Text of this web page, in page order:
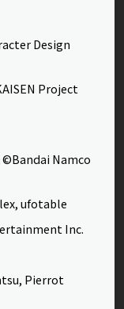
Design
Project
©Bandai Namco
ufotable
Inc.
Pierrot